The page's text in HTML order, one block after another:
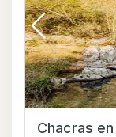
Chacras